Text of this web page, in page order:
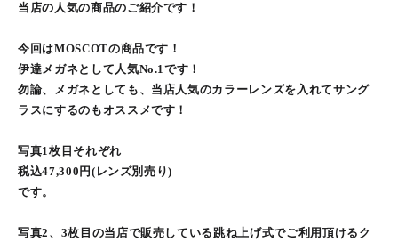
当店の人気の商品のご紹介です！
今回はMOSCOTの商品です！
伊達メガネとして人気No.1です！
勿論、メガネとしても、当店人気のカラーレンズを入れてサング
ラスにするのもオススメです！
写真1枚目それぞれ
税込47,300円(レンズ別売り)
です。
写真2、3枚目の当店で販売している跳ね上げ式でご利用頂けるク